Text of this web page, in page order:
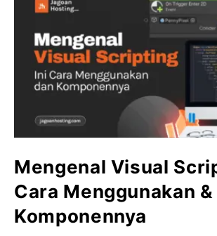
Mengenal Visual
Cara Menggunakan &
Komponennya